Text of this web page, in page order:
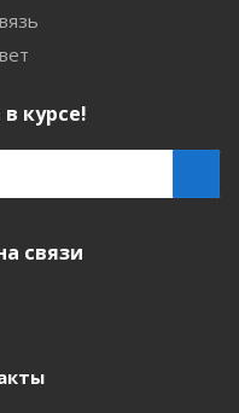
курсе!
связи